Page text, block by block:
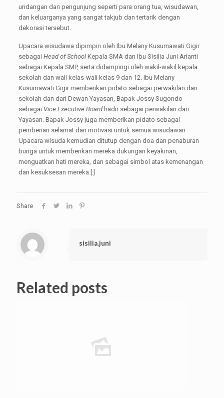
undangan dan pengunjung seperti para orang tua, wisudawan,
dan keluarganya yang sangat takjub dan tertarik dengan
dekorasi tersebut.
Upacara wisudawa dipimpin oleh Ibu Melany Kusumawati Gigir
sebagai Head of SchoolKepala SMA dan Ibu Sisilia Juni Arianti
sebagai Kepala SMP, serta didampingi oleh wakil-wakil kepala
sekolah dan wali kelas-wali kelas 9 dan 12. Ibu Melany
Kusumawati Gigir memberikan pidato sebagai perwakilan dari
sekolah dan dari Dewan Yayasan, Bapak Jossy Sugondo
sebagai Vice Executive Boardhadir sebagai perwakilan dari
Yayasan. Bapak Jossy juga memberikan pidato sebagai
pemberian selamat dan motivasi untuk semua wisudawan.
Upacara wisuda kemudian ditutup dengan doa dan penaburan
bunga untuk memberikan mereka dukungan keyakinan,
menguatkan hati mereka, dan sebagai simbol atas kemenangan
dan kesuksesan mereka.[:]
Share
sisilia.juni
Related posts